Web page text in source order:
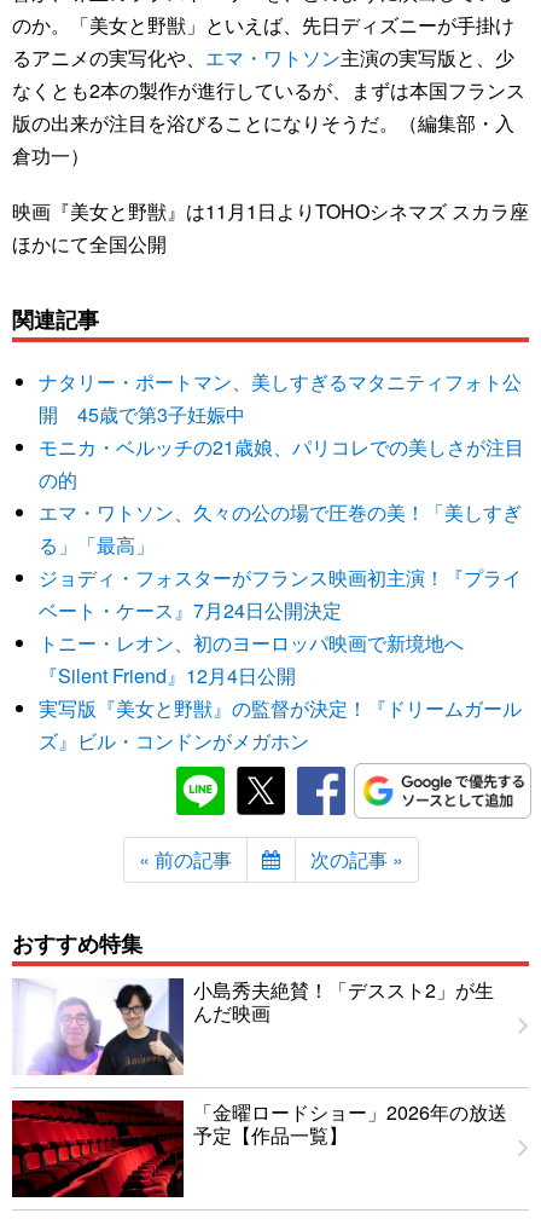
のか。「美女と野獣」といえば、先日ディズニーが手掛け
るアニメの実写化や、 エマ・ワトソン主演の実写版と、少
なくとも2本の製作が進行しているが、まずは本国フランス
版の出来が注目を浴びることになりそうだ。（編集部・入
倉功一）
映画『美女と野獣』は11月1日よりTOHOシネマズ スカラ座
ほかにて全国公開
関連記事
ナタリー・ポートマン、美しすぎるマタニティフォト公
開 45歳で第3子妊娠中
モニカ・ベルッチの21歳娘、パリコレでの美しさが注目
の的
エマ・ワトソン、久々の公の場で圧巻の美！「美しすぎ
る」「最高」
ジョディ・フォスターがフランス映画初主演！『プライ
ベート・ケース』7月24日公開決定
トニー・レオン、初のヨーロッパ映画で新境地へ
『Silent Friend』12月4日公開
実写版『美女と野獣』の監督が決定！『ドリームガール
ズ』ビル・コンドンがメガホン
« 前の記事 次の記事 »
おすすめ特集
小島秀夫絶賛！「デススト2」が生
んだ映画
「金曜ロードショー」2026年の放送
予定【作品一覧】